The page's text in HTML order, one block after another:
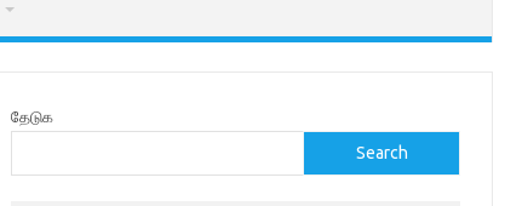
தேடுக
Search